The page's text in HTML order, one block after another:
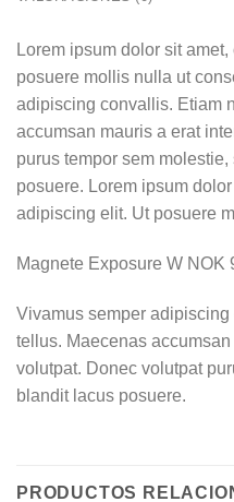
Lorem ipsum dolor sit
posuere mollis nulla ut
adipiscing convallis. Etiam
accumsan mauris a erat
purus tempor sem
posuere. Lorem ipsum
adipiscing elit. Ut posuere
Magnete Exposure W NOK
Vivamus semper
tellus. Maecenas
volutpat. Donec volutpat
blandit lacus posuere.
PRODUCTOS